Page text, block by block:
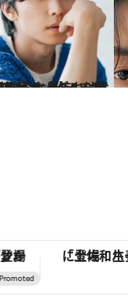
が語る「尖ってた10代の頃」と「グループとの距離感」
ャー
スな新作が登場